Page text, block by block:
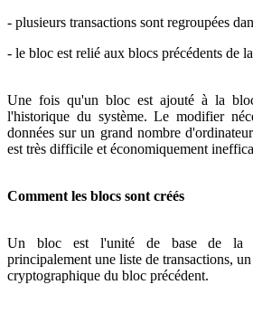
- plusieurs transactions sont regroupées
- le bloc est relié aux blocs précédents de
Une fois qu'un bloc est ajouté à la
l'historique du système. Le modifier
données sur un grand nombre
est très difficile et économiquement
Comment les blocs sont créés
Un bloc est l'unité de base de la
principalement une liste de transactions,
cryptographique du bloc précédent.